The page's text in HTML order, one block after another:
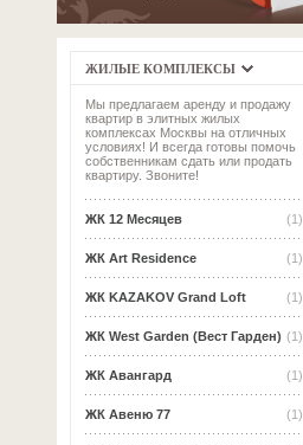
ЖИЛЫЕ КОМПЛЕКСЫ
Мы предлагаем аренду и продажу
квартир в элитных жилых
комплексах Москвы на отличных
условиях! И всегда готовы помочь
собственникам сдать или продать
квартиру. Звоните!
(1)
ЖК 12 Месяцев
(1)
ЖК Art Residence
(1)
ЖК KAZAKOV Grand Loft
(1)
ЖК West Garden (Вест Гарден)
(1)
ЖК Авангард
(1)
ЖК Авеню 77